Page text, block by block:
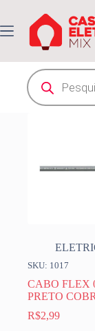
o
conteúdo
Pesquisar
produtos
SKU: 1017
CABO FLEX
PRETO
R$2,99